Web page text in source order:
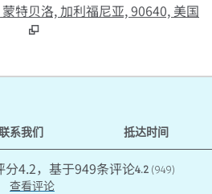
特贝洛, 加利福尼亚, 90640, 美国
系我们 抵达时间
4.2 (949)
查看评论